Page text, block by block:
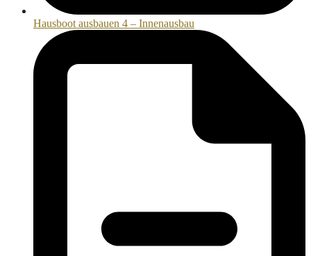
Hausboot ausbauen 4 – Innenausbau